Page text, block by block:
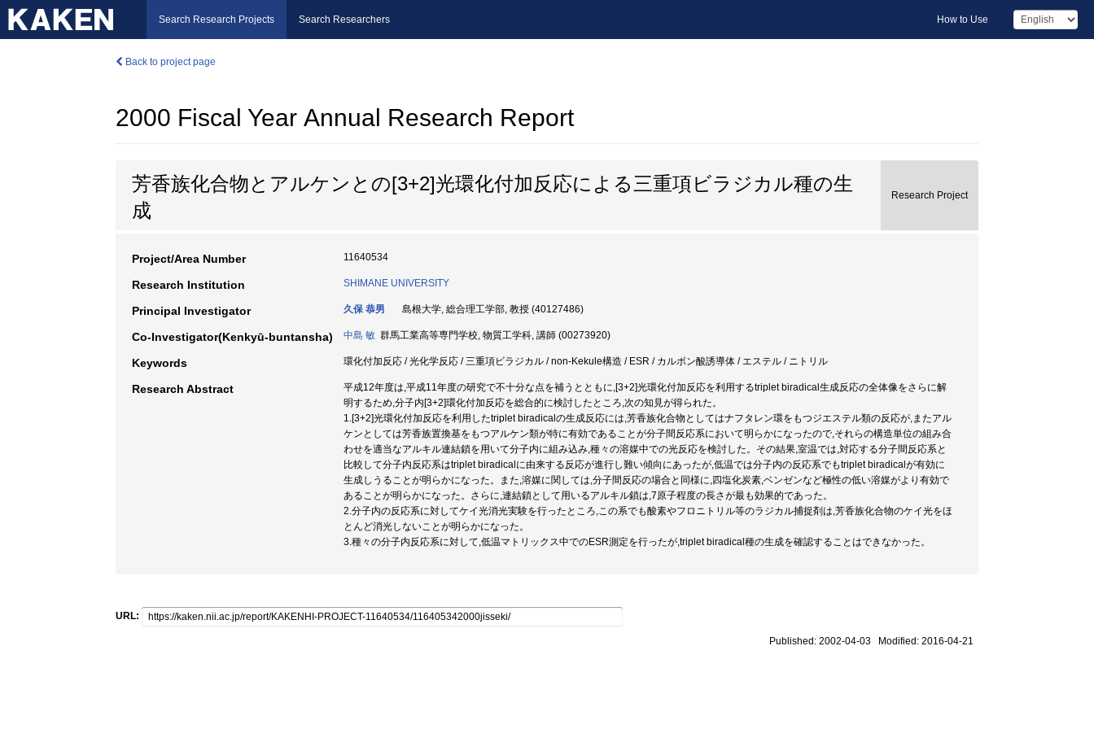
Search Research Projects Search Researchers How to Use
Back to project page
2000 Fiscal Year Annual Research Report
芳香族化合物とアルケンとの[3+2]光環化付加反応による三重項ビラジカル種の生
成
Research Project
Project/Area Number 11640534
Research Institution SHIMANE UNIVERSITY
Principal Investigator 久保 恭男 島根大学, 総合理工学部, 教授 (40127486)
Co-Investigator(Kenkyū-buntansha) 中島 敏 群馬工業高等専門学校, 物質工学科, 講師 (00273920)
Keywords 環化付加反応 / 光化学反応 / 三重項ビラジカル / non-Kekule構造 / ESR / カルボン酸誘導体 / エステル / ニトリル
Research Abstract
平成12年度は,平成11年度の研究で不十分な点を補うとともに,[3+2]光環化付加反応を利用するtriplet biradical生成反応の全体像をさらに解
明するため,分子内[3+2]環化付加反応を総合的に検討したところ,次の知見が得られた。
1.[3+2]光環化付加反応を利用したtriplet biradicalの生成反応には,芳香族化合物としてはナフタレン環をもつジエステル類の反応が,またアル
ケンとしては芳香族置換基をもつアルケン類が特に有効であることが分子間反応系において明らかになったので,それらの構造単位の組み合
わせを適当なアルキル連結鎖を用いて分子内に組み込み,種々の溶媒中での光反応を検討した。その結果,室温では,対応する分子間反応系と
比較して分子内反応系はtriplet biradicalに由来する反応が進行し難い傾向にあったが,低温では分子内の反応系でもtriplet biradicalが有効に
生成しうることが明らかになった。また,溶媒に関しては,分子間反応の場合と同様に,四塩化炭素,ベンゼンなど極性の低い溶媒がより有効で
あることが明らかになった。さらに,連結鎖として用いるアルキル鎖は,7原子程度の長さが最も効果的であった。
2.分子内の反応系に対してケイ光消光実験を行ったところ,この系でも酸素やフロニトリル等のラジカル捕捉剤は,芳香族化合物のケイ光をほ
とんど消光しないことが明らかになった。
3.種々の分子内反応系に対して,低温マトリックス中でのESR測定を行ったが,triplet biradical種の生成を確認することはできなかった。
URL:
Published: 2002-04-03 Modified: 2016-04-21